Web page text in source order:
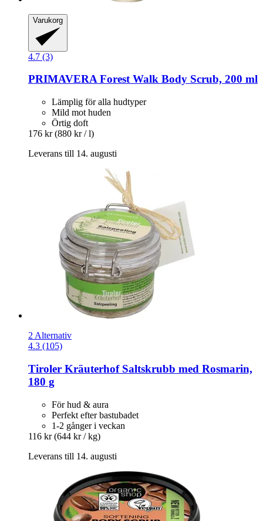
Varukorg
4.7 (3)
PRIMAVERAForest Walk Body Scrub, 200 ml
Lämplig för alla hudtyper
Mild mot huden
Örtig doft
176 kr (880 kr / l)
Leverans till 14. augusti
2 Alternativ
4.3 (105)
Tiroler KräuterhofSaltskrubb med Rosmarin,
180 g
För hud & aura
Perfekt efter bastubadet
1-2 gånger i veckan
116 kr (644 kr / kg)
Leverans till 14. augusti